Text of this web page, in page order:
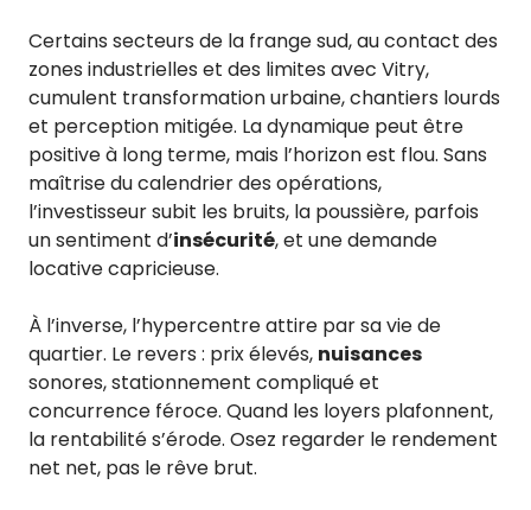
Certains secteurs de la frange sud, au contact des
zones industrielles et des limites avec Vitry,
cumulent transformation urbaine, chantiers lourds
et perception mitigée. La dynamique peut être
positive à long terme, mais l’horizon est flou. Sans
maîtrise du calendrier des opérations,
l’investisseur subit les bruits, la poussière, parfois
un sentiment d’insécurité, et une demande
locative capricieuse.
À l’inverse, l’hypercentre attire par sa vie de
quartier. Le revers : prix élevés, nuisances
sonores, stationnement compliqué et
concurrence féroce. Quand les loyers plafonnent,
la rentabilité s’érode. Osez regarder le rendement
net net, pas le rêve brut.